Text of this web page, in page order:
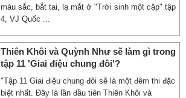
màu sắc, bắt tai, lạ mắt ở "Trời sinh một cặp" tập
4, VJ Quốc ...
Thiên Khôi và Quỳnh Như sẽ làm gì trong
tập 11 'Giai điệu chung đôi'?
"Tập 11 Giai điệu chung đôi sẽ là một đêm thi đặc
biệt nhất. Đây là lần đầu tiên Thiên Khôi và